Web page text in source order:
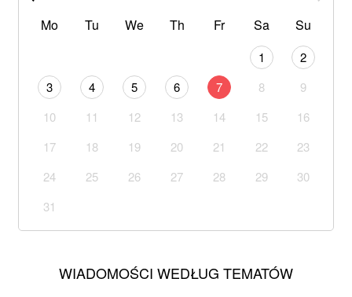
Mo
Tu We Th Fr Sa Su
1
2
3
4 5 6 7 8
9
10
11 12 13 14 15
16
17
18 19 20 21 22
23
24
25 26 27 28 29
30
31
WIADOMOŚCI WEDŁUG TEMATÓW